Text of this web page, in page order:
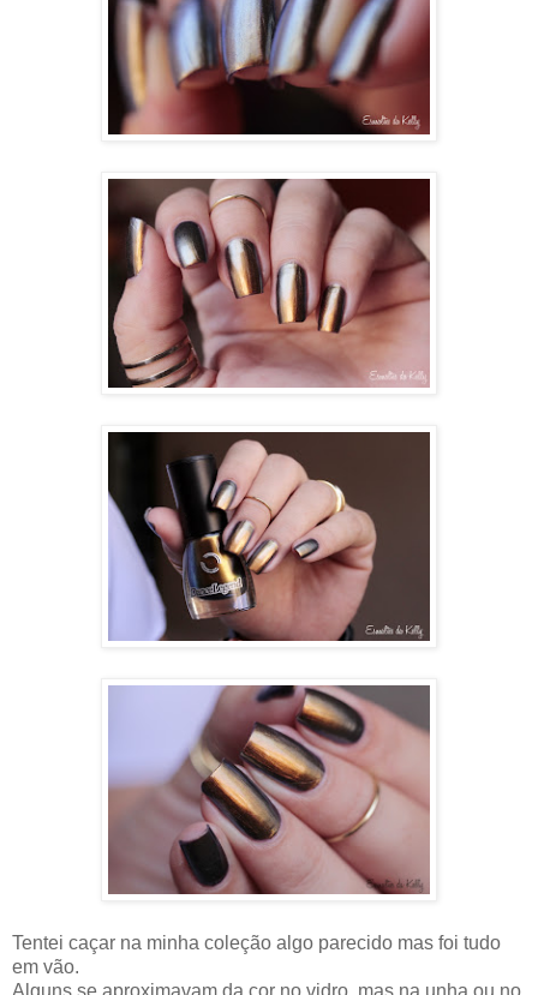
Tentei caçar na minha coleção algo parecido mas foi tudo
em vão.